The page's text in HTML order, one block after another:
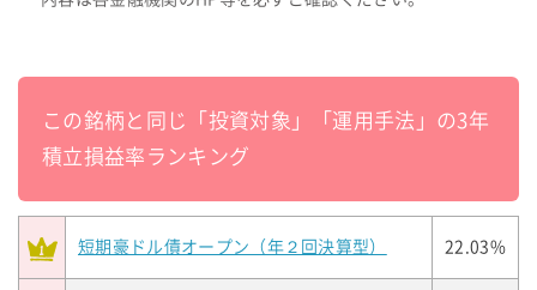
この銘柄と同じ「投資対象」「運用手法」の3年
積立損益率ランキング
短期豪ドル債オープン（年２回決算型） 22.03%